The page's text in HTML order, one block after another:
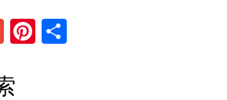
GmailPinterest